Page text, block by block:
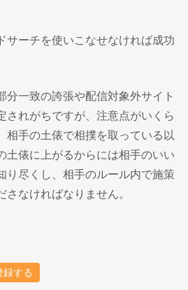
サーチを使いこなせなければ成功
分一致の誇張や配信対象外サイト
されがちですが、注意点がいくら
相手の土俵で相撲を取っている以
土俵に上がるからには相手のいい
り尽くし、相手のルール内で施策
さなければなりません。
録する